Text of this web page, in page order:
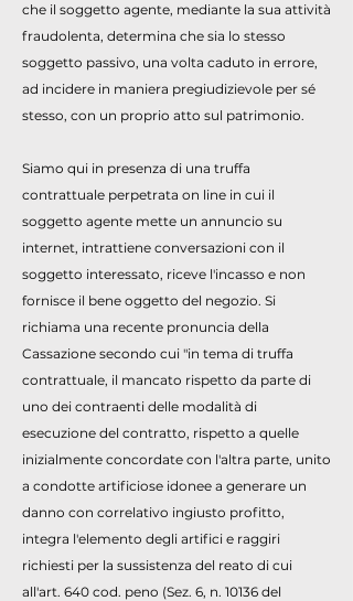
che il soggetto agente, mediante la sua attività
fraudolenta, determina che sia lo stesso
soggetto passivo, una volta caduto in errore,
ad incidere in maniera pregiudizievole per sé
stesso, con un proprio atto sul patrimonio.
Siamo qui in presenza di una truffa
contrattuale perpetrata on line in cui il
soggetto agente mette un annuncio su
internet, intrattiene conversazioni con il
soggetto interessato, riceve l'incasso e non
fornisce il bene oggetto del negozio. Si
richiama una recente pronuncia della
Cassazione secondo cui "in tema di truffa
contrattuale, il mancato rispetto da parte di
uno dei contraenti delle modalità di
esecuzione del contratto, rispetto a quelle
inizialmente concordate con l'altra parte, unito
a condotte artificiose idonee a generare un
danno con correlativo ingiusto profitto,
integra l'elemento degli artifici e raggiri
richiesti per la sussistenza del reato di cui
all'art. 640 cod. peno (Sez. 6, n. 10136 del